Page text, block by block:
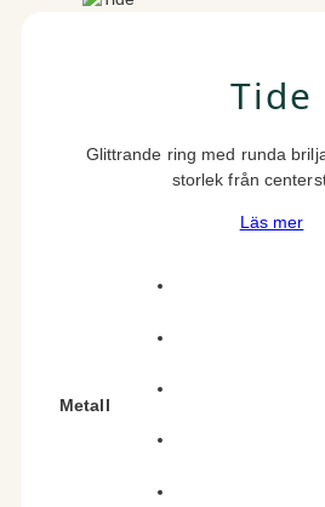
Tide
Glittrande ring med runda
storlek från
Läs mer
Metall